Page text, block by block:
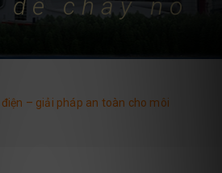
LIÊN HỆ
cháy nổ
– giải pháp an toàn cho môi